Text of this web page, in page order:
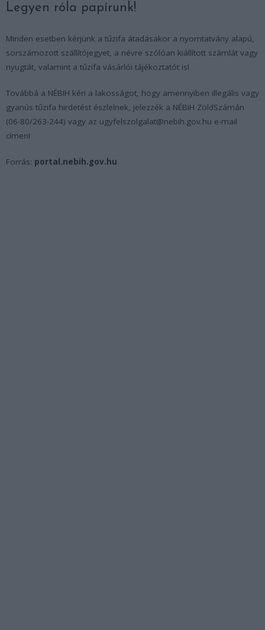
Legyen róla papírunk!
Minden esetben kérjünk a tűzifa átadásakor a nyomtatvány alapú,
sorszámozott szállítójegyet, a névre szólóan kiállított számlát vagy
nyugtát, valamint a tűzifa vásárlói tájékoztatót is!
Továbbá a NÉBIH kéri a lakosságot, hogy amennyiben illegális vagy
gyanús tűzifa hirdetést észlelnek, jelezzék a NÉBIH ZöldSzámán
(06-80/263-244) vagy az ugyfelszolgalat@nebih.gov.hu e-mail
címen!
Forrás: portal.nebih.gov.hu